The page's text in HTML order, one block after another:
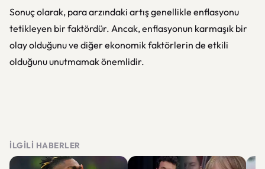
Sonuç olarak, para arzındaki artış genellikle enflasyonu
tetikleyen bir faktördür. Ancak, enflasyonun karmaşık bir
olay olduğunu ve diğer ekonomik faktörlerin de etkili
olduğunu unutmamak önemlidir.
İLGILI HABERLER